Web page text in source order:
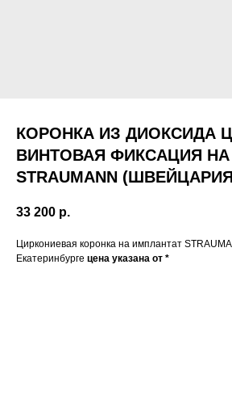
КОРОНКА ИЗ ДИОКСИДА
ВИНТОВАЯ ФИКСАЦИЯ
STRAUMANN
33 200 р.
Циркониевая коронка на имплантат
Екатеринбурге цена указана от *